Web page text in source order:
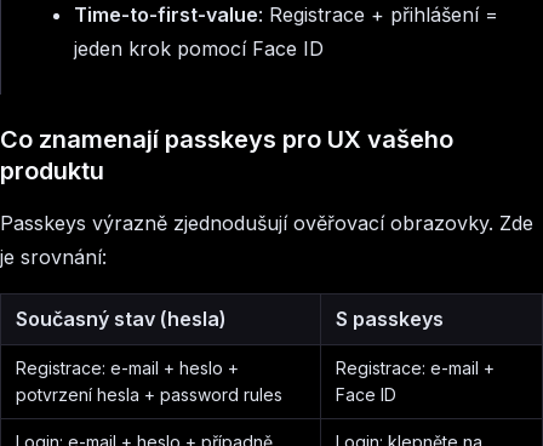
Time-to-first-value: Registrace + přihlášení =
jeden krok pomocí Face ID
Co znamenají passkeys pro UX vašeho
produktu
Passkeys výrazně zjednodušují ověřovací obrazovky. Zde
je srovnání:
Současný stav (hesla) S passkeys
Registrace: e-mail + heslo +
potvrzení hesla + password rules
Registrace: e-mail +
Face ID
Login: e-mail + heslo + případně Login: klepněte na